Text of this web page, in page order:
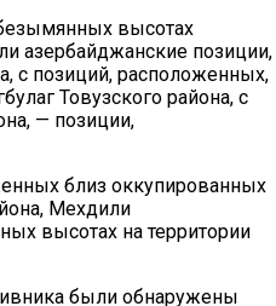
высотах
азербайджанские позиции,
с позиций, расположенных,
Товузского района, с
— позиции,
близ оккупированных
Мехдили
высотах на территории
были обнаружены